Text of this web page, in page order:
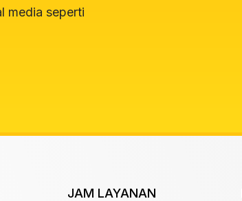
media seperti
JAM LAYANAN